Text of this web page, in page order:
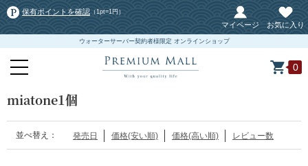
保有ポイントを確認 （1pt=1円）
マイページ お気に入り
ウォーターサーバー契約者様限定 オンラインショップ
0
miatone1個
並べ替え： 発売日 価格(安い順) 価格(高い順) レビュー数